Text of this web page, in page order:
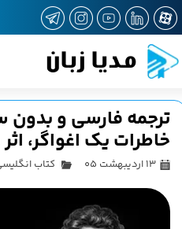
مدیا زبان
حساب کاربری من
تغییر گذر واژه
سفارشات
خروج از حساب کاربری
ترجمه فارسی و بدون
خاطرات یک اغواگر،
۱۳ اردیبهشت ۰۵ کتاب